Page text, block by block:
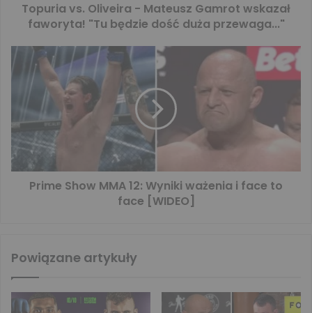
Topuria vs. Oliveira - Mateusz Gamrot wskazał
faworyta! "Tu będzie dość duża przewaga..."
Prime Show MMA 12: Wyniki ważenia i face to
face [WIDEO]
Powiązane artykuły